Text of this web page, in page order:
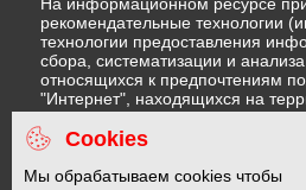
рекомендательные технологии
технологии предоставления
сбора, систематизации и анализа
относящихся к предпочтениям
"Интернет", находящихся на
Федерации)
Правила применения
Политика в отношении
Политика обработки файлов
Cookies
Мы обрабатываем cookies чтобы